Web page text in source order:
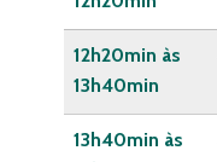
12h20min às
13h40min
13h40min às